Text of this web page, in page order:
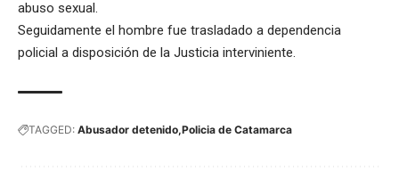
abuso sexual.
Seguidamente el hombre fue trasladado a dependencia
policial a disposición de la Justicia interviniente.
TAGGED: Abusador detenido Policia de Catamarca